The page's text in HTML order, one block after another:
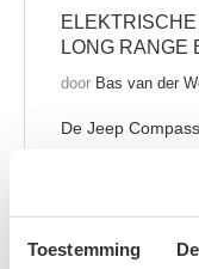
Toestemming
LONG RANGE
door Bas van der
De Jeep
aangekondigde
Compass Full
elektrische